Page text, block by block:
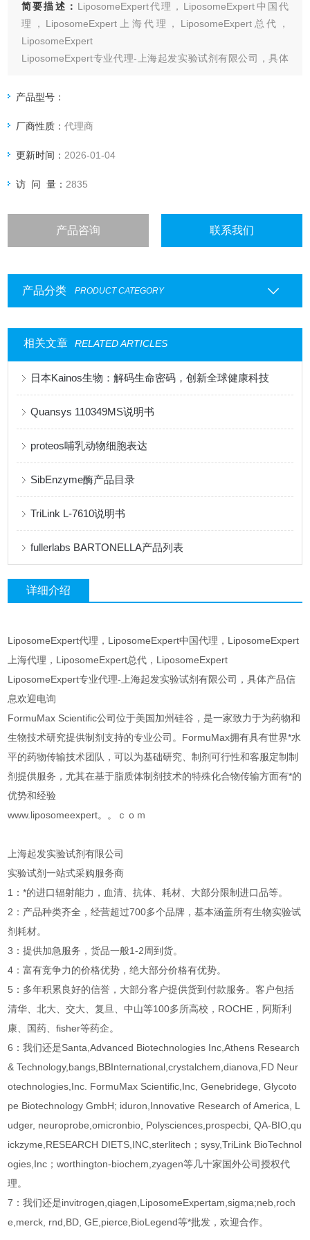
简要描述： LiposomeExpert代理，LiposomeExpert中国代
理，LiposomeExpert上海代理，LiposomeExpert总代，
LiposomeExpert
LiposomeExpert专业代理-上海起发实验试剂有限公司，具体
产品型号：
厂商性质：代理商
更新时间： 2026-01-04
访 问 量： 2835
产品咨询 联系我们
产品分类 PRODUCT CATEGORY
相关文章 RELATED ARTICLES
日本Kainos生物：解码生命密码，创新全球健康科技
Quansys 110349MS说明书
proteos哺乳动物细胞表达
SibEnzyme酶产品目录
TriLink L-7610说明书
fullerlabs BARTONELLA产品列表
详细介绍
LiposomeExpert代理，LiposomeExpert中国代理，LiposomeExpert
上海代理，LiposomeExpert总代，LiposomeExpert
LiposomeExpert专业代理-上海起发实验试剂有限公司，具体产品信
息欢迎电询
FormuMax Scientific公司位于美国加州硅谷，是一家致力于为药物和
生物技术研究提供制剂支持的专业公司。FormuMax拥有具有世界*水
平的药物传输技术团队，可以为基础研究、制剂可行性和客服定制制
剂提供服务，尤其在基于脂质体制剂技术的特殊化合物传输方面有*的
优势和经验
www.liposomeexpert。。ｃｏｍ
上海起发实验试剂有限公司
实验试剂一站式采购服务商
1：*的进口辐射能力，血清、抗体、耗材、大部分限制进口品等。
2：产品种类齐全，经营超过700多个品牌，基本涵盖所有生物实验试
剂耗材。
3：提供加急服务，货品一般1-2周到货。
4：富有竞争力的价格优势，绝大部分价格有优势。
5：多年积累良好的信誉，大部分客户提供货到付款服务。客户包括
清华、北大、交大、复旦、中山等100多所高校，ROCHE，阿斯利
康、国药、fisher等药企。
6：我们还是Santa,Advanced Biotechnologies Inc,Athens Research
& Technology,bangs,BBInternational,crystalchem,dianova,FD Neur
otechnologies,Inc. FormuMax Scientific,Inc, Genebridege, Glycoto
pe Biotechnology GmbH; iduron,Innovative Research of America, L
udger, neuroprobe,omicronbio, Polysciences,prospecbi, QA-BIO,qu
ickzyme,RESEARCH DIETS,INC,sterlitech；sysy,TriLink BioTechnol
ogies,Inc；worthington-biochem,zyagen等几十家国外公司授权代
理。
7：我们还是invitrogen,qiagen,LiposomeExpertam,sigma;neb,roch
e,merck, rnd,BD, GE,pierce,BioLegend等*批发，欢迎合作。